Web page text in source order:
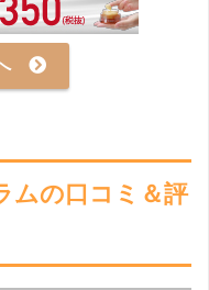
ムの口コミ＆評